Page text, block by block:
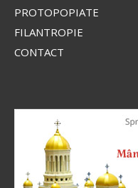
PROTOPOPIATE
FILANTROPIE
CONTACT